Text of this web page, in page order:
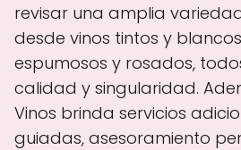
revisar una amplia
desde vinos tintos y
espumosos y rosados,
calidad y singularidad.
Vinos brinda servicios
guiadas, asesoramiento